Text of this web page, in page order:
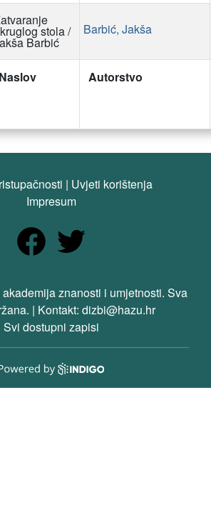
Naslov Autorstvo
stola /
Barbić
Barbić, Jakša
| Uvjeti korištenja
Impresum
znanosti i umjetnosti. Sva
| Kontakt: dizbi@hazu.hr
Svi dostupni zapisi